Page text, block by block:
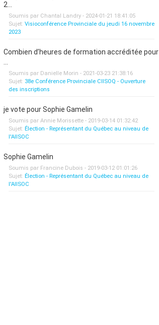
2...
Soumis par Chantal Landry - 2024-01-21 18:41:05
Sujet: Visioconférence Provinciale du jeudi 16 novembre
2023
Combien d’heures de formation accréditée pour
Soumis par Danielle Morin - 2021-03-23 21:38:16
Sujet: 38e Conférence Provinciale CIISOQ - Ouverture
des inscriptions
je vote pour Sophie Gamelin
Soumis par Annie Morissette - 2019-03-14 01:32:42
Sujet: Élection - Représentant du Québec au niveau de
l'AIISOC
Sophie Gamelin
Soumis par Francine Dubois - 2019-03-12 01:01:26
Sujet: Élection - Représentant du Québec au niveau de
l'AIISOC